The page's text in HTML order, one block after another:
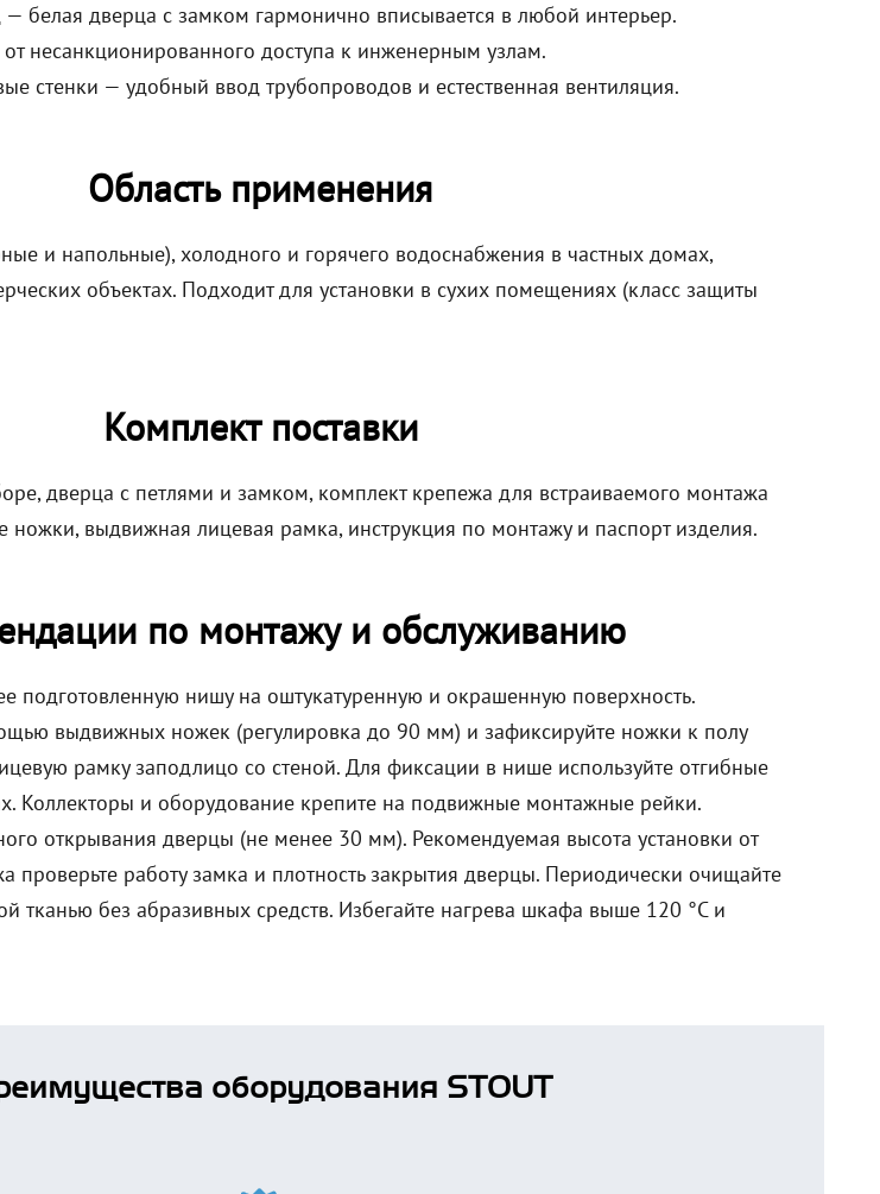
белая дверца с замком гармонично вписывается в любой интерьер.
несанкционированного доступа к инженерным узлам.
стенки — удобный ввод трубопроводов и естественная вентиляция.
Область применения
и напольные), холодного и горячего водоснабжения в частных домах,
объектах. Подходит для установки в сухих помещениях (класс защиты
Комплект поставки
дверца с петлями и замком, комплект крепежа для встраиваемого монтажа
ножки, выдвижная лицевая рамка, инструкция по монтажу и паспорт изделия.
по монтажу и обслуживанию
подготовленную нишу на оштукатуренную и окрашенную поверхность.
выдвижных ножек (регулировка до 90 мм) и зафиксируйте ножки к полу
рамку заподлицо со стеной. Для фиксации в нише используйте отгибные
Коллекторы и оборудование крепите на подвижные монтажные рейки.
открывания дверцы (не менее 30 мм). Рекомендуемая высота установки от
работу замка и плотность закрытия дверцы. Периодически очищайте
тканью без абразивных средств. Избегайте нагрева шкафа выше 120 °C и
оборудования STOUT